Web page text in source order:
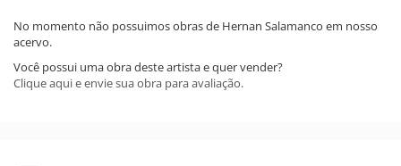
No momento não possuimos obras de Hernan Salamanco em nosso
acervo.
Você possui uma obra deste artista e quer vender?
Clique aqui e envie sua obra para avaliação.